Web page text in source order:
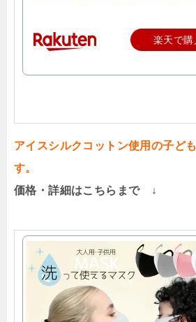
楽天で購
アイスシルクコットン使用の子ど
す。
価格・詳細はこちらまで ↓